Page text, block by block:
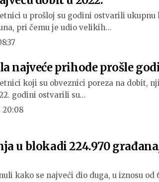
u prošloj su godini ostvarili
pri čemu je udio velikih…
najveće prihode prošle
koji su obveznici poreza na dobit,
godini ostvarili su…
20:08
u blokadi 224.970
kako se najveći dio duga, u iznosu od